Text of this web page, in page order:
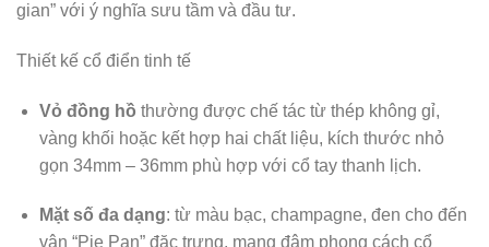
gian” với ý nghĩa sưu tầm và đầu tư.
Thiết kế cổ điển tinh tế
Vỏ đồng hồ thường được chế tác từ thép không gỉ,
vàng khối hoặc kết hợp hai chất liệu, kích thước nhỏ
gọn 34mm – 36mm phù hợp với cổ tay thanh lịch.
Mặt số đa dạng: từ màu bạc, champagne, đen cho đến
vân “Pie Pan” đặc trưng, mang đậm phong cách cổ